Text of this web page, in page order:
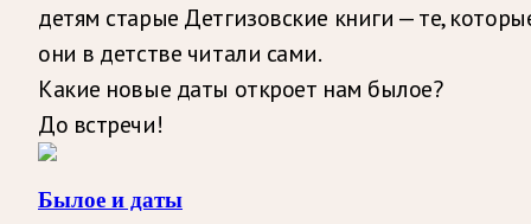
детям старые Детгизовские книги — те,
они в детстве читали сами.
Какие новые даты откроет нам былое?
До встречи!
Былое и даты